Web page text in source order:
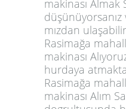
makinası Almak
düşünüyorsanız
mızdan
Rasimağa
makinası
hurdaya
Rasimağa
makinası Alım